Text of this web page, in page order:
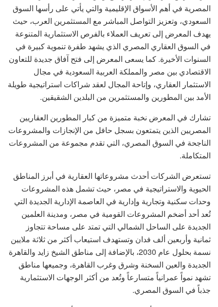
المصرية في أهم الأسواق الإقليمية والتي يأتي على رأسها السوق
السعودي، وتعزيز التواصل المباشر مع المستثمرين العرب، حيث
يهدف المعرض إلى تعريف العملاء بالفرص الاستثمارية المتنوعة
في السوق العقاري المصري الذي يشهد طفرة تنموية كبيرة في
السنوات الأخيرة. كما يسعى المعرض إلى فتح آفاق جديدة للتعاون
الاقتصادي بين مصر والمملكة العربية السعودية في مجال
الاستثمار العقاري، وإتاحة المجال لعقد شراكات استراتيجية طويلة
الأمد بين المطورين والمستثمرين من البلدين الشقيقين.
تشارك في المعرض نخبة متميزة من كبار المطورين العقاريين
المصريين الذين يتمتعون بسجل حافل من الإنجازات والمشروعات
الناجحة في السوق المصري، التي تقدم مجموعة من المشروعات
المتكاملة.
تستعرض الشركات أحدث مشروعاتها العقارية في أبرز المناطق
الحيوية والاستراتيجية في مصر، حيث تشمل هذه المشروعات
وحدات سكنية وتجارية وإدارية في العاصمة الإدارية الجديدة التي
تُعد أحد أضخم المشروعات القومية في مصر، ومدينة العلمين
الجديدة على الساحل الشمالي التي تمتد على مساحة تتجاوز
ثمانية وأربعين ألف فدان وتستهدف استيعاب أكثر من ثلاثة ملايين
نسمة بحلول عام 2030، بالإضافة إلى مناطق الشيخ زايد والقاهرة
الجديدة والعين السخنة وشرق وغرب القاهرة، وجميعها مناطق
تشهد نمواً عمرانياً متسارعاً وتُعد من أكثر الوجهات الاستثمارية
جذباً في السوق المصري.